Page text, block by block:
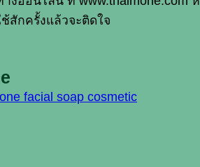
สักครั้งแล้วจะติดใจ